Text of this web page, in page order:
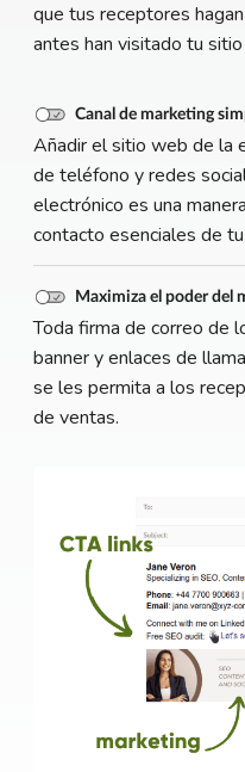
que tus receptores
antes han visitado tu
Canal de marketing
Añadir el sitio web de la
de teléfono y redes
electrónico es una
contacto esenciales de
Maximiza el poder del
Toda firma de correo de
banner y enlaces de
se les permita a los
de ventas.